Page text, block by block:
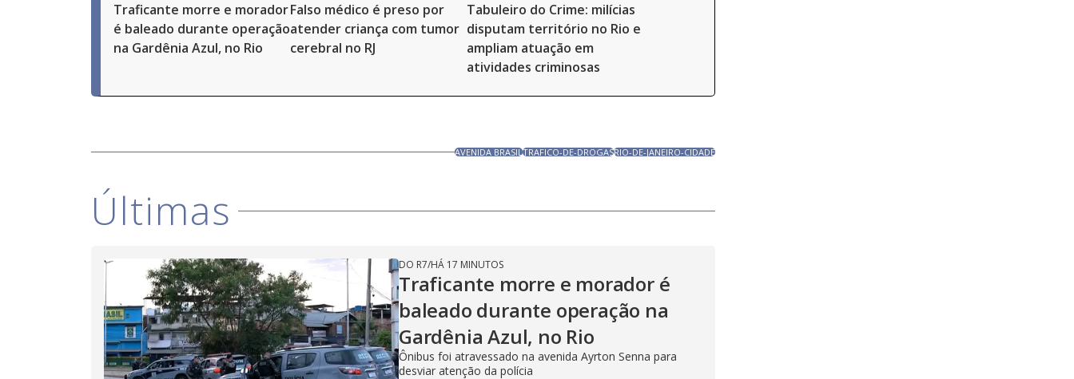
Traficante morre e morador
é baleado durante operação
na Gardênia Azul, no Rio
Falso médico é preso por
atender criança com tumor
cerebral no RJ
Tabuleiro do Crime: milícias
disputam território no Rio e
ampliam atuação em
atividades criminosas
AVENIDA BRASILTRAFICO-DE-DROGASRIO-DE-JANEIRO-CIDADE
Últimas
DO R7/HÁ 17 MINUTOS
Traficante morre e morador é
baleado durante operação na
Gardênia Azul, no Rio
Ônibus foi atravessado na avenida Ayrton Senna para
desviar atenção da polícia